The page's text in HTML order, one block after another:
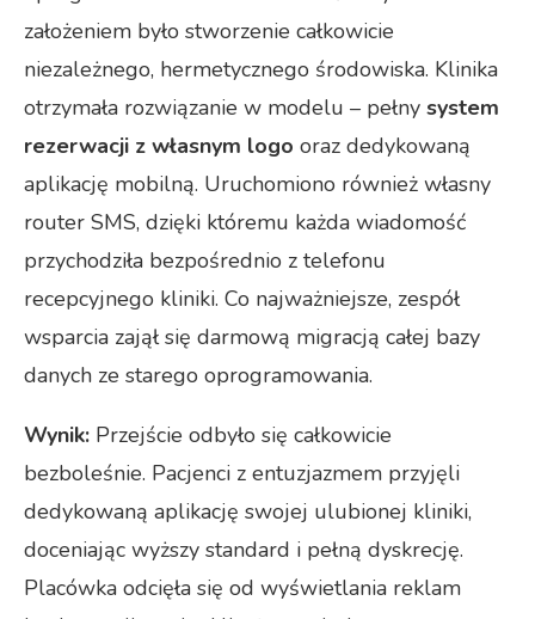
założeniem było stworzenie całkowicie
niezależnego, hermetycznego środowiska. Klinika
otrzymała rozwiązanie w modelu – pełny system
rezerwacji z własnym logo oraz dedykowaną
aplikację mobilną. Uruchomiono również własny
router SMS, dzięki któremu każda wiadomość
przychodziła bezpośrednio z telefonu
recepcyjnego kliniki. Co najważniejsze, zespół
wsparcia zajął się darmową migracją całej bazy
danych ze starego oprogramowania.
Wynik: Przejście odbyło się całkowicie
bezboleśnie. Pacjenci z entuzjazmem przyjęli
dedykowaną aplikację swojej ulubionej kliniki,
doceniając wyższy standard i pełną dyskrecję.
Placówka odcięła się od wyświetlania reklam